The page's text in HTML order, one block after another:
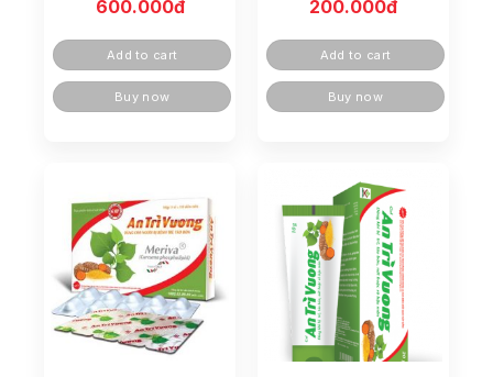
600.000đ
Add to cart
Buy now
200.000đ
Add to cart
Buy now